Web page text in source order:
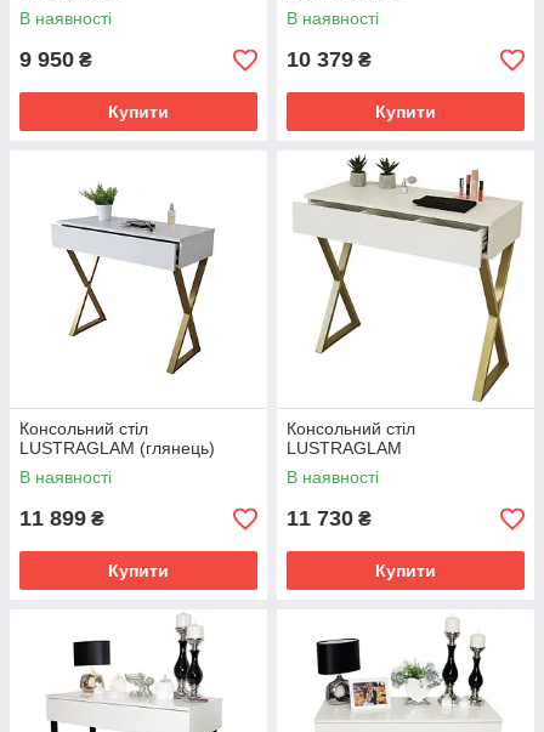
В наявності
9 950 ₴
Купити
В наявності
10 379 ₴
Купити
Консольний стіл
LUSTRAGLAM (глянець)
В наявності
11 899 ₴
Купити
Консольний стіл
LUSTRAGLAM
В наявності
11 730 ₴
Купити